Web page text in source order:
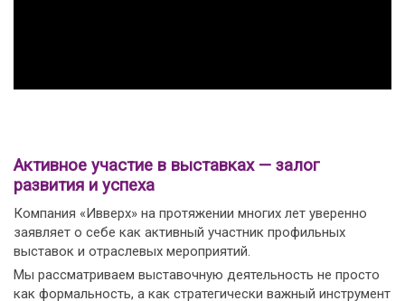
Активное участие в выставках — залог
развития и успеха
Компания «Ивверх» на протяжении многих лет уверенно
заявляет о себе как активный участник профильных
выставок и отраслевых мероприятий.
Мы рассматриваем выставочную деятельность не просто
как формальность, а как стратегически важный инструмент